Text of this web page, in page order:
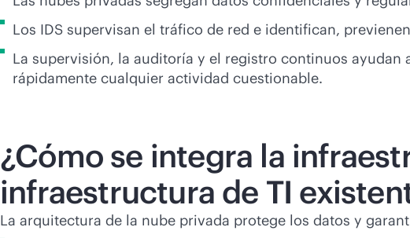
Los IDS supervisan el tráfico de red e identifican,
La supervisión, la auditoría y el registro continuos
rápidamente cualquier actividad cuestionable.
¿Cómo se integra la
infraestructura de TI
La arquitectura de la nube privada protege los datos y